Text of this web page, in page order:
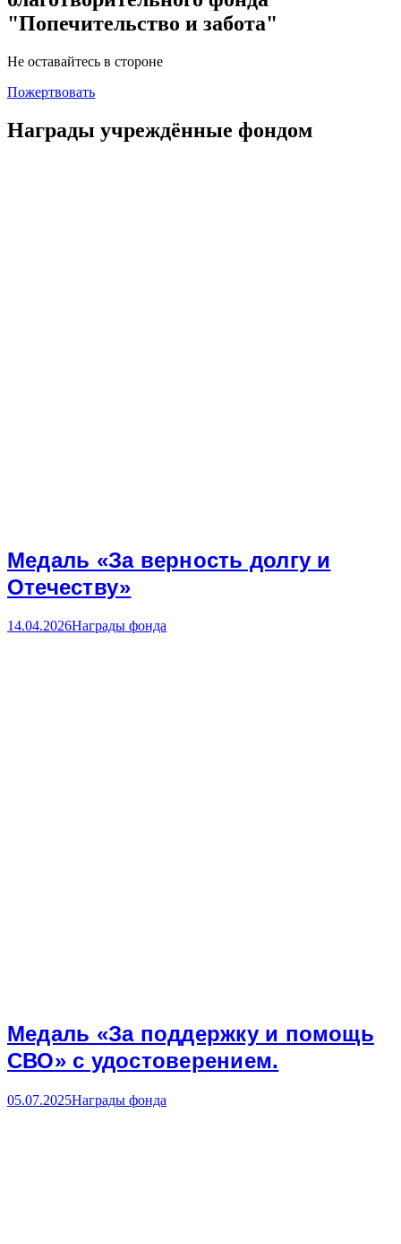
"Попечительство и забота"
Не оставайтесь в стороне
Пожертвовать
Награды учреждённые фондом
Медаль «За верность долгу и
Отечеству»
14.04.2026Награды фонда
Медаль «За поддержку и помощь
СВО» с удостоверением.
05.07.2025Награды фонда